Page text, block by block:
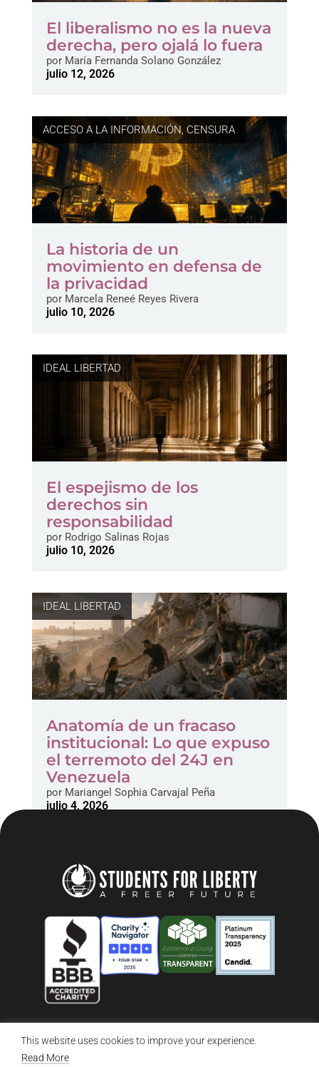
This website uses cookies to improve your experience.
Read More
El liberalismo no es la nueva
derecha, pero ojalá lo fuera
porMaría Fernanda Solano González
julio 12, 2026
ACCESO A LA INFORMACIÓN,CENSURA
La historia de un
movimiento en defensa de
la privacidad
porMarcela Reneé Reyes Rivera
julio 10, 2026
IDEAL LIBERTAD
El espejismo de los
derechos sin
responsabilidad
porRodrigo Salinas Rojas
julio 10, 2026
IDEAL LIBERTAD
Anatomía de un fracaso
institucional: Lo que expuso
el terremoto del 24J en
Venezuela
porMariangel Sophia Carvajal Peña
julio 4, 2026
© 2026 Students For Liberty, All Rights Reserved